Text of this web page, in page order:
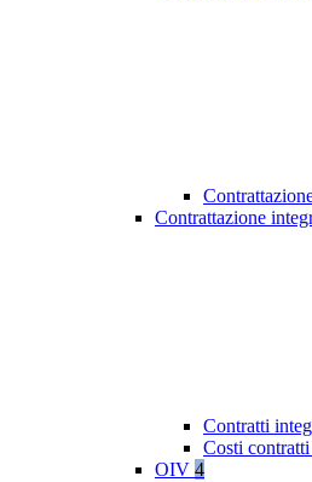
Contrattazione
Contratti
Costi
OIV 4